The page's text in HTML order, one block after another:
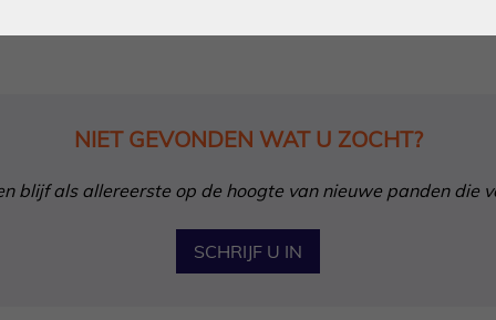
NIET GEVONDEN WAT U ZOCHT?
blijf als allereerste op de hoogte van nieuwe panden die
SCHRIJF U IN